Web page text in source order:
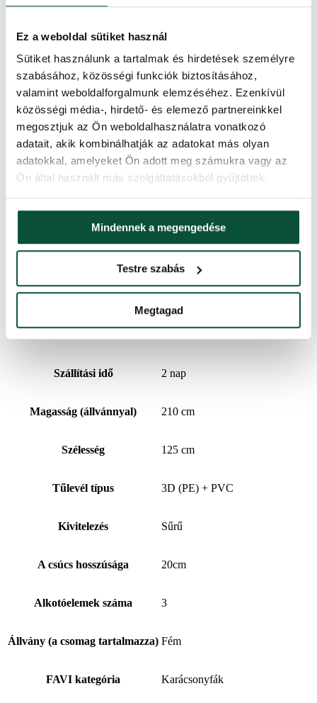
Ez a weboldal sütiket használ
Sütiket használunk a tartalmak és hirdetések személyre
szabásához, közösségi funkciók biztosításához,
valamint weboldalforgalmunk elemzéséhez. Ezenkívül
közösségi média-, hirdető- és elemező partnereinkkel
megosztjuk az Ön weboldalhasználatra vonatkozó
adatait, akik kombinálhatják az adatokat más olyan
adatokkal, amelyeket Ön adott meg számukra vagy az
Ön által használt más szolgáltatásokból gyűjtöttek.
Mindennek a megengedése
Testre szabás
Megtagad
Tűlevél típus 3D (PE) + PVC
Kivitelezés Sűrű
A csúcs hosszúsága 20cm
Alkotóelemek száma 3
FAVI kategória Karácsonyfák
További információk
Szállítási idő 2 nap
Magasság (állvánnyal) 210 cm
Szélesség 125 cm
Tűlevél típus 3D (PE) + PVC
Kivitelezés Sűrű
A csúcs hosszúsága 20cm
Alkotóelemek száma 3
Állvány (a csomag tartalmazza) Fém
FAVI kategória Karácsonyfák